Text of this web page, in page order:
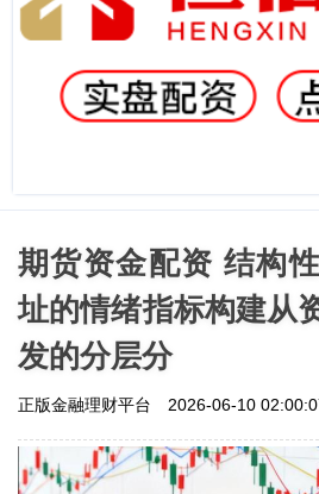
期货资金配资 结构
址的情绪指标构建从
发的分层分
正版金融理财平台 2026-06-10